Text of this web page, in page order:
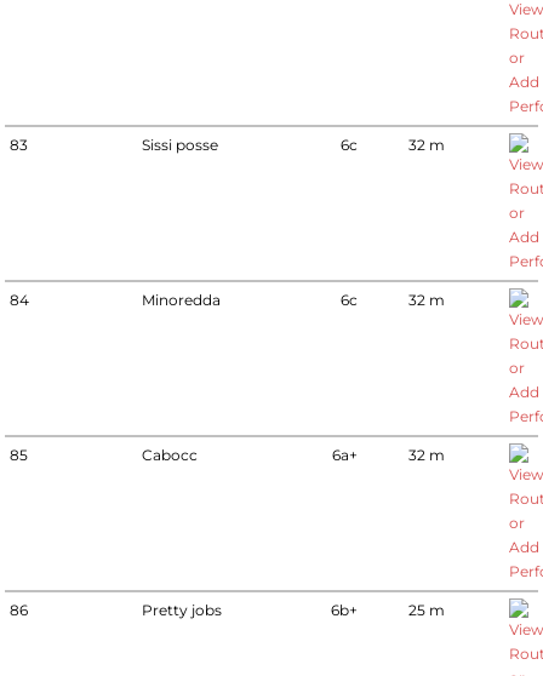
83 Sissi posse 6c 32 m
84 Minoredda 6c 32 m
85 Cabocc 6a+ 32 m
86 Pretty jobs 6b+ 25 m